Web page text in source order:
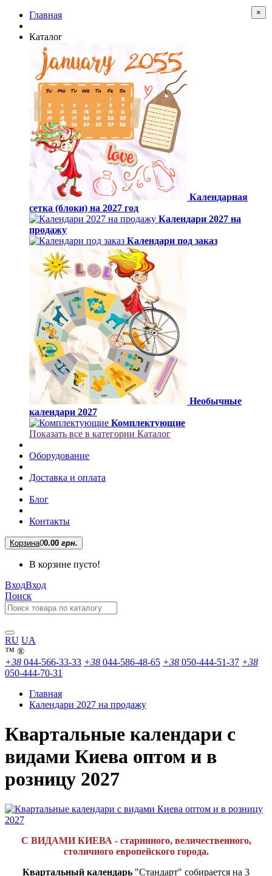
Главная
Каталог
Календарная
сетка (блоки) на 2027 год
Календари 2027 на
продажу
Календари под заказ
Необычные
календари 2027
Комплектующие
Показать все в категории Каталог
Оборудование
Доставка и оплата
Блог
Контакты
Корзина00.00 грн.
В корзине пусто!
ВходВход
Поиск
RU UA
™ ®
+38 044-566-33-33 +38 044-586-48-65 +38 050-444-51-37 +38
050-444-70-31
Главная
Календари 2027 на продажу
Квартальные календари с
видами Киева оптом и в
розницу 2027
С ВИДАМИ КИЕВА - старинного, величественного,
столичного европейского города.
Квартальный календарь "Стандарт" собирается на 3
×